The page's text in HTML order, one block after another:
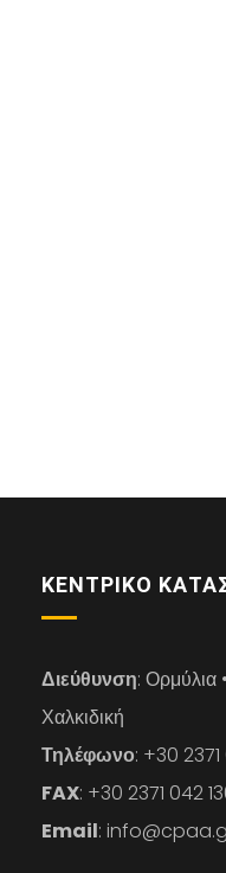
ΚΕΝΤΡΙΚΌ
Διεύθυνση: Ορμύλια
Χαλκιδική
Τηλέφωνο: +30
FAX: +30 2371 042
Email: